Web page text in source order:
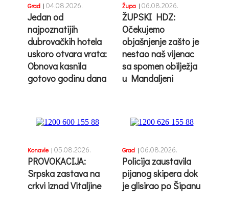
Grad | 04.08.2026.
Jedan od
najpoznatijih
dubrovačkih hotela
uskoro otvara vrata:
Obnova kasnila
gotovo godinu dana
Župa | 06.08.2026.
ŽUPSKI HDZ:
Očekujemo
objašnjenje zašto je
nestao naš vijenac
sa spomen obilježja
u Mandaljeni
Konavle | 05.08.2026.
PROVOKACIJA:
Srpska zastava na
crkvi iznad Vitaljine
Grad | 06.08.2026.
Policija zaustavila
pijanog skipera dok
je glisirao po Šipanu